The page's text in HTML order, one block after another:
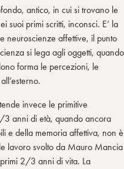
antico, in cui si trovano le
suoi primi scritti, inconsci. E’ la
neuroscienze affettive, il punto
si lega agli oggetti, quando
forma le percezioni, le
invece le primitive
anni di età, quando ancora
e della memoria affettiva, non è
lavoro svolto da Mauro Mancia
2/3 anni di vita. La